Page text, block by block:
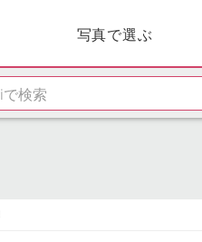
写真で選ぶ